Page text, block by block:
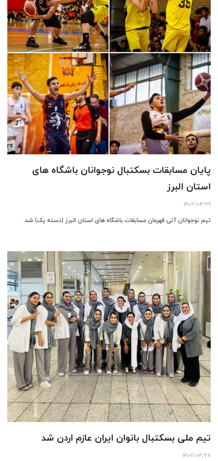
پایان مسابقات بسکتبال نوجوانان باشگاه های
استان البرز
1402/04/29
تیم نوجوانان آتی قهرمان مسابقات باشگاه های استان البرز (دسته یک) شد.
تیم ملی بسکتبال بانوان ایران عازم اردن شد
1402/04/28